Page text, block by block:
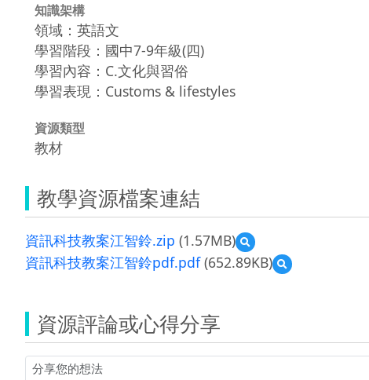
知識架構
領域：英語文
學習階段：國中7-9年級(四)
學習內容：C.文化與習俗
學習表現：Customs & lifestyles
資源類型
教材
教學資源檔案連結
資訊科技教案江智鈴.zip (1.57MB)
預
覽
資
案
江
資訊科技教案江智鈴pdf.pdf(652.89KB)
預
覽
教
資源評論或心得分享